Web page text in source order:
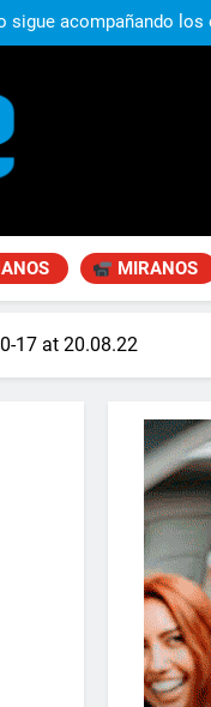
sigue acompañando los
presentó su nuevo
sigue acompañando los
presentó su nuevo
en imagen positiva
MIRANOS
17 at 20.08.22